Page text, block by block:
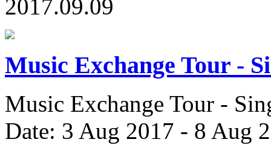
2017.09.09
Music Exchange Tour -
Music Exchange Tour -
Date: 3 Aug 2017 - 8 Aug